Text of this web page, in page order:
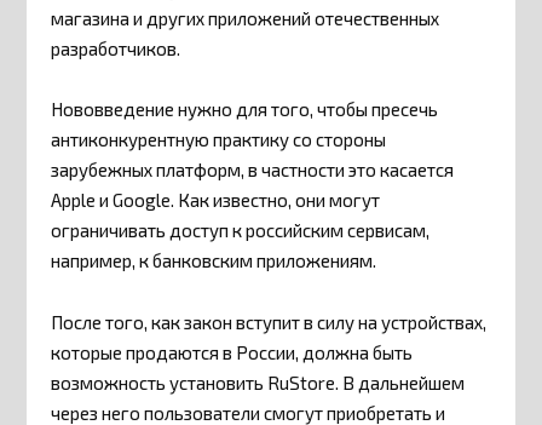
магазина и других приложений отечественных
разработчиков.
Нововведение нужно для того, чтобы пресечь
антиконкурентную практику со стороны
зарубежных платформ, в частности это касается
Apple и Google. Как известно, они могут
ограничивать доступ к российским сервисам,
например, к банковским приложениям.
После того, как закон вступит в силу на устройствах,
которые продаются в России, должна быть
возможность установить RuStore. В дальнейшем
через него пользователи смогут приобретать и